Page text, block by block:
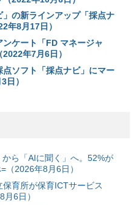
の新ラインアップ「採点ナ
年8月17日）
ケート「FD マネージャ
年7月6日）
ソフト「採点ナビ」にマー
日）
ら「AIに聞く」へ。52%が
（2026年8月6日）
育所が保育ICTサービス
6日）